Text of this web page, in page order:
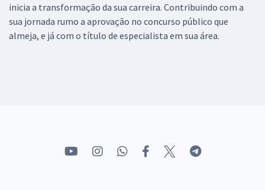
inicia a transformação da sua carreira. Contribuindo com a
sua jornada rumo a aprovação no concurso público que
almeja, e já com o título de especialista em sua área.